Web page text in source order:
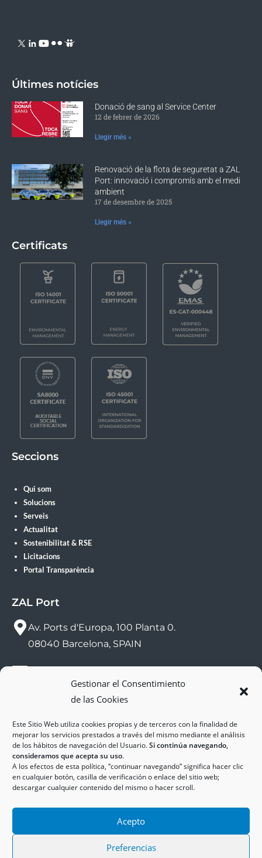
Gestionar el Consentimiento
de las Cookies
Este Sitio Web utiliza cookies propias y de terceros con la finalidad de
mejorar los servicios prestados a través del mismo mediante el análisis
de los hábitos de navegación del Usuario.Si continúa navegando,
consideramos que acepta su uso.
A los efectos de esta política, “continuar navegando” significa hacer clic
en cualquier botón, casilla de verificación o enlace del sitio web;
descargar cualquier contenido del mismo o hacer scroll.
Acepto
Preferencias
Últimes notícies
Donació de sang al Service Center
12 de febrer de 2026
Llegir més »
Renovació de la flota de seguretat a ZAL
Port: innovació i compromís amb el medi
ambient
17 de desembre de 2025
Llegir més »
Certificats
Seccions
Qui som
Solucions
Serveis
Actualitat
Sostenibilitat & RSE
Licitacions
Portal Transparència
ZAL Port
Av. Ports d'Europa, 100 Planta 0.
08040 Barcelona, SPAIN
(+34) 93 552 58 26
Política de Cookies
Política de Privadesa